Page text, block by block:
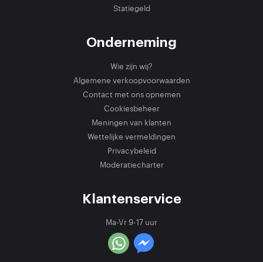
Statiegeld
Onderneming
Wie zijn wij?
Algemene verkoopvoorwaarden
Contact met ons opnemen
Cookiesbeheer
Meningen van klanten
Wettelijke vermeldingen
Privacybeleid
Moderatiecharter
Klantenservice
Ma-Vr 9-17 uur